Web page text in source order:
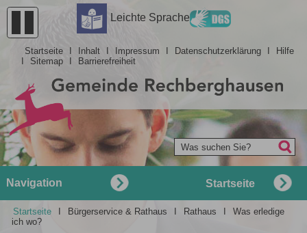
Barrierefreiheit
Leichte Sprache
Startseite Inhalt Impressum Datenschutzerklärung
Hilfe
Sitemap Barrierefreiheit
Was suchen Sie?
Startseite
Navigation
Startseite Bürgerservice & Rathaus Rathaus
Was erledige
ich wo?